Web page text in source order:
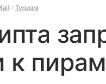
Туризм
к